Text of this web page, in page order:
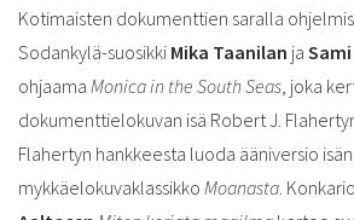
Kotimaisten dokumenttien saralla
Sodankylä-suosikki Mika Taanilan ja
ohjaama Monica in the South Seas , joka
dokumenttielokuvan isä Robert J.
Flahertyn hankkeesta luoda ääniversio
mykkäelokuvaklassikko Moanasta .